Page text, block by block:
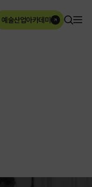
ArtMore
예술산업아카데미